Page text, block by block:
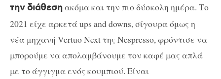
την διάθεσηακόμα και την πιο δύσκολη ημέρα. Το
2021 είχε αρκετά ups and downs, σίγουρα όμως η
νέα μηχανή Vertuo Next της Nespresso, φρόντισε να
μπορούμε να απολαμβάνουμε τον καφέ μας απλά
με το άγγιγμα ενός κουμπιού. Είναι